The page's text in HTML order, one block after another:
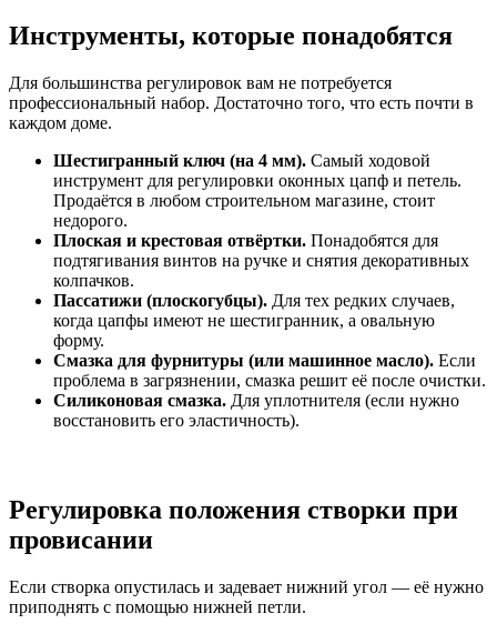
Инструменты, которые понадобятся
Для большинства регулировок вам не потребуется
профессиональный набор. Достаточно того, что есть почти в
каждом доме.
Шестигранный ключ (на 4 мм). Самый ходовой
инструмент для регулировки оконных цапф и петель.
Продаётся в любом строительном магазине, стоит
недорого.
Плоская и крестовая отвёртки. Понадобятся для
подтягивания винтов на ручке и снятия декоративных
колпачков.
Пассатижи (плоскогубцы). Для тех редких случаев,
когда цапфы имеют не шестигранник, а овальную
форму.
Смазка для фурнитуры (или машинное масло). Если
проблема в загрязнении, смазка решит её после очистки.
Силиконовая смазка. Для уплотнителя (если нужно
восстановить его эластичность).
Регулировка положения створки при
провисании
Если створка опустилась и задевает нижний угол — её нужно
приподнять с помощью нижней петли.